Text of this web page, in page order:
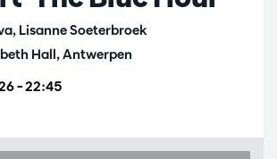
Lisanne Soeterbroek
– 22:45
Hall, Antwerpen